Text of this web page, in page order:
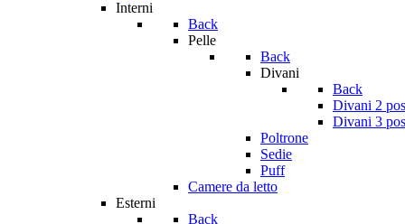
Interni
Back
Pelle
Back
Divani
Back
Divani 2
Divani 3
Poltrone
Sedie
Puff
Camere da letto
Esterni
Back